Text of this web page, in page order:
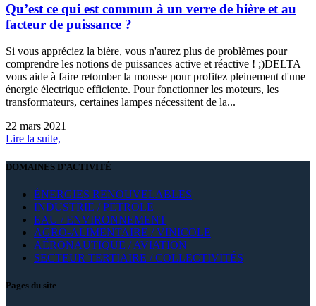
Qu’est ce qui est commun à un verre de bière et au
facteur de puissance ?
Si vous appréciez la bière, vous n'aurez plus de problèmes pour
comprendre les notions de puissances active et réactive ! ;)DELTA
vous aide à faire retomber la mousse pour profitez pleinement d'une
énergie électrique efficiente. Pour fonctionner les moteurs, les
transformateurs, certaines lampes nécessitent de la...
22 mars 2021
Lire la suite,
DOMAINES D’ACTIVITÉ
ÉNERGIES RENOUVELABLES
INDUSTRIE / PETROLE
EAU / ENVIRONNEMENT
AGRO-ALIMENTAIRE / VINICOLE
AÉRONAUTIQUE / AVIATION
SECTEUR TERTIAIRE / COLLECTIVITÉS
Pages du site